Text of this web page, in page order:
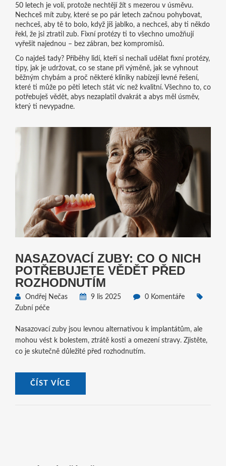
50 letech je volí, protože nechtějí žít s mezerou v úsměvu.
Nechceš mít zuby, které se po pár letech začnou pohybovat,
nechceš, aby tě to bolo, když jíš jablko, a nechceš, aby ti někdo
řekl, že jsi ztratil zub. Fixní protézy ti to všechno umožňují
vyřešit najednou – bez zábran, bez kompromisů.
Co najdeš tady? Příběhy lidí, kteří si nechali udělat fixní protézy,
tipy, jak je udržovat, co se stane při výměně, jak se vyhnout
běžným chybám a proč některé kliniky nabízejí levné řešení,
které ti může po pěti letech stát víc než kvalitní. Všechno to, co
potřebuješ vědět, abys nezaplatil dvakrát a abys měl úsměv,
který ti nevypadne.
NASAZOVACÍ ZUBY: CO O NICH
POTŘEBUJETE VĚDĚT PŘED
ROZHODNUTÍM
Ondřej Nečas 9 lis 2025
0 Komentáře
Zubní péče
Nasazovací zuby jsou levnou alternativou k implantátům, ale
mohou vést k bolestem, ztrátě kosti a omezení stravy. Zjistěte,
co je skutečně důležité před rozhodnutím.
ČÍST VÍCE